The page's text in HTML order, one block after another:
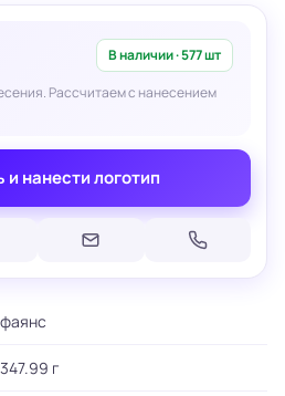
В наличии · 577 шт
Рассчитаем с нанесением
и нанести логотип
фаянс
347.99 г